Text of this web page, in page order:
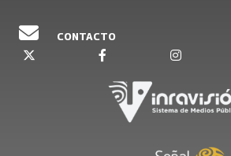
CONTACTO